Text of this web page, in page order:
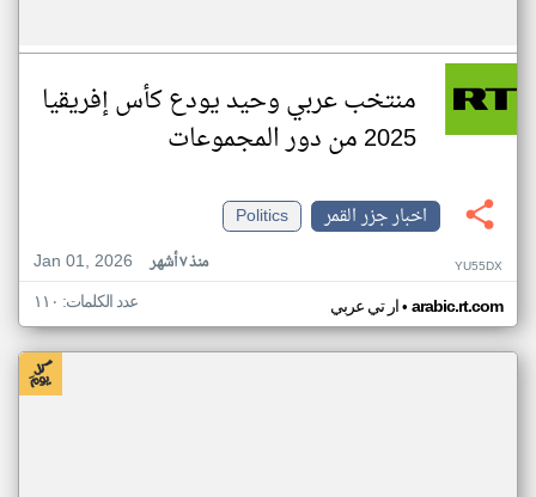
منتخب عربي وحيد يودع كأس إفريقيا
2025 من دور المجموعات
اخبار جزر القمر
Politics
Jan 01, 2026
منذ ٧ أشهر YU55DX
ار تي عربي• arabic.rt.com عدد الكلمات: ١١٠